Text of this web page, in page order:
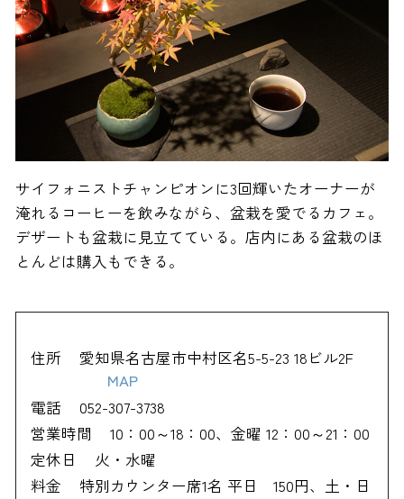
サイフォニストチャンピオンに3回輝いたオーナーが
淹れるコーヒーを飲みながら、盆栽を愛でるカフェ。
デザートも盆栽に見立てている。店内にある盆栽のほ
とんどは購入もできる。
住所
愛知県名古屋市中村区名5-5-23 18ビル2F
MAP
電話
052-307-3738
営業時間
10：00～18：00、金曜 12：00～21：00
定休日
火・水曜
料金
特別カウンター席1名 平日 150円、土・日